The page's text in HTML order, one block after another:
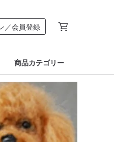
／会員登録
商品カテゴリー